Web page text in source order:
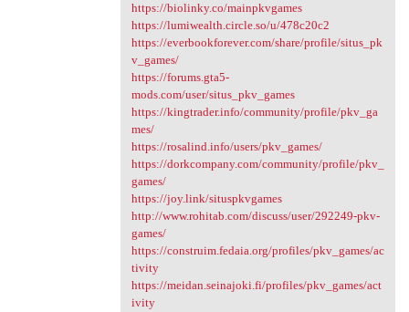
https://biolinky.co/mainpkvgames
https://lumiwealth.circle.so/u/478c20c2
https://everbookforever.com/share/profile/situs_pk
v_games/
https://forums.gta5-
mods.com/user/situs_pkv_games
https://kingtrader.info/community/profile/pkv_ga
mes/
https://rosalind.info/users/pkv_games/
https://dorkcompany.com/community/profile/pkv_
games/
https://joy.link/situspkvgames
http://www.rohitab.com/discuss/user/292249-pkv-
games/
https://construim.fedaia.org/profiles/pkv_games/ac
tivity
https://meidan.seinajoki.fi/profiles/pkv_games/act
ivity